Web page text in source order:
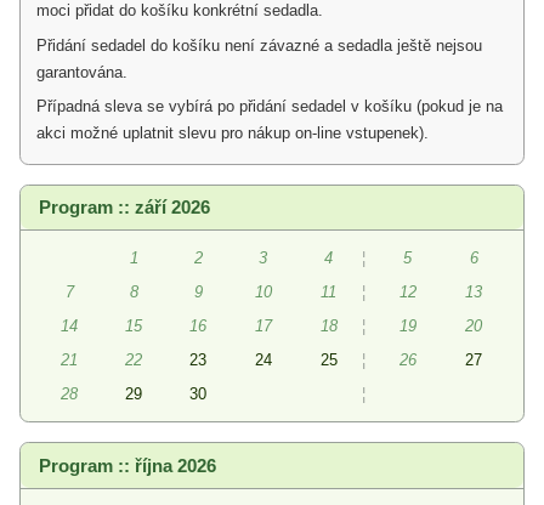
moci přidat do košíku konkrétní sedadla.
Přidání sedadel do košíku není závazné a sedadla ještě nejsou
garantována.
Případná sleva se vybírá po přidání sedadel v košíku (pokud je na
akci možné uplatnit slevu pro nákup on-line vstupenek).
Program :: září 2026
1 2 3 4 ¦ 5
6
7
8 9 10 11 ¦ 12
13
14
15 16 17 18 ¦ 19
20
21
22 23 24 25 ¦ 26
27
28
29 30 ¦
Program :: října 2026